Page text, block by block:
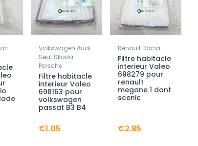
Volkswagen Audi
Seat Skoda
Porsche
Filtre habitacle
interieur Valeo
698163 pour
volkswagen
passat B3 B4
€1.05
Renault Dacia
Filtre habitacle
interieur Valeo
698279 pour
renault
megane 1 dont
scenic
€2.85